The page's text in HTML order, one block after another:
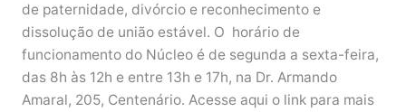
de paternidade, divórcio e reconhecimento e
dissolução de união estável. O horário de
funcionamento do Núcleo é de segunda a sexta-feira,
das 8h às 12h e entre 13h e 17h, na Dr. Armando
Amaral, 205, Centenário. Acesse aqui o link para mais